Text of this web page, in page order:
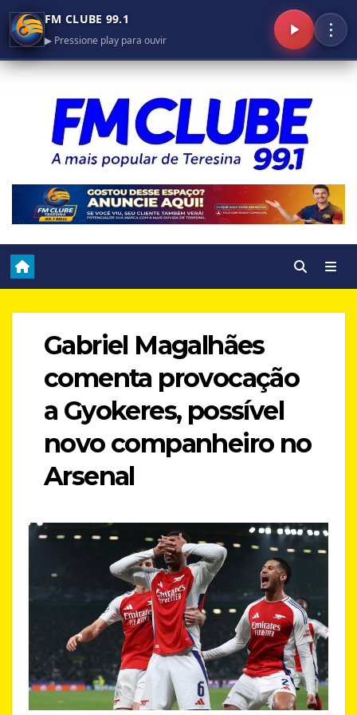
FM CLUBE 99.1
▶ Pressione play para ouvir
⋮